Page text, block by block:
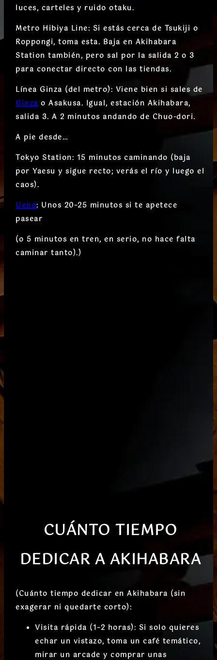
luces, carteles y ruido otaku.
Metro Hibiya Line: Si estás cerca de Tsukiji o
Roppongi, toma esta. Baja en Akihabara
Station también, pero sal por la salida 2 o 3
para conectar directo con las tiendas.
Línea Ginza (del metro): Viene bien si sales de
Ginzao Asakusa. Igual, estación Akihabara,
salida 3. A 2 minutos andando de Chuo-dori.
A pie desde…
Tokyo Station: 15 minutos caminando (baja
por Yaesu y sigue recto; verás el río y luego el
caos).
Ueno: Unos 20–25 minutos si te apetece
pasear
(o 5 minutos en tren, en serio, no hace falta
caminar tanto).)
CUÁNTO TIEMPO
DEDICAR A AKIHABARA
(Cuánto tiempo dedicar en Akihabara (sin
exagerar ni quedarte corto):
Visita rápida (1–2 horas): Si solo quieres
echar un vistazo, toma un café temático,
mirar un arcade y comprar unas